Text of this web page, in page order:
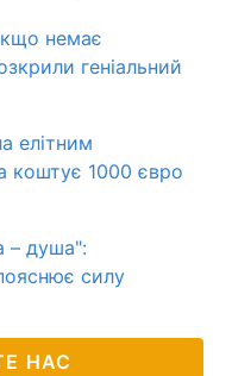
немає
геніальний
елітним
коштує 1000 євро
– душа":
силу
НАС